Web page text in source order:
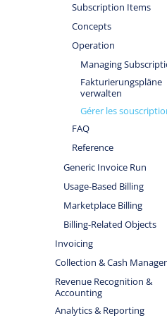
Subscription Items
Concepts
Operation
Managing
Fakturierungspläne
verwalten
Gérer les
FAQ
Reference
Generic Invoice Run
Usage-Based Billing
Marketplace Billing
Billing-Related Objects
Invoicing
Collection & Cash
Revenue Recognition &
Accounting
Analytics & Reporting